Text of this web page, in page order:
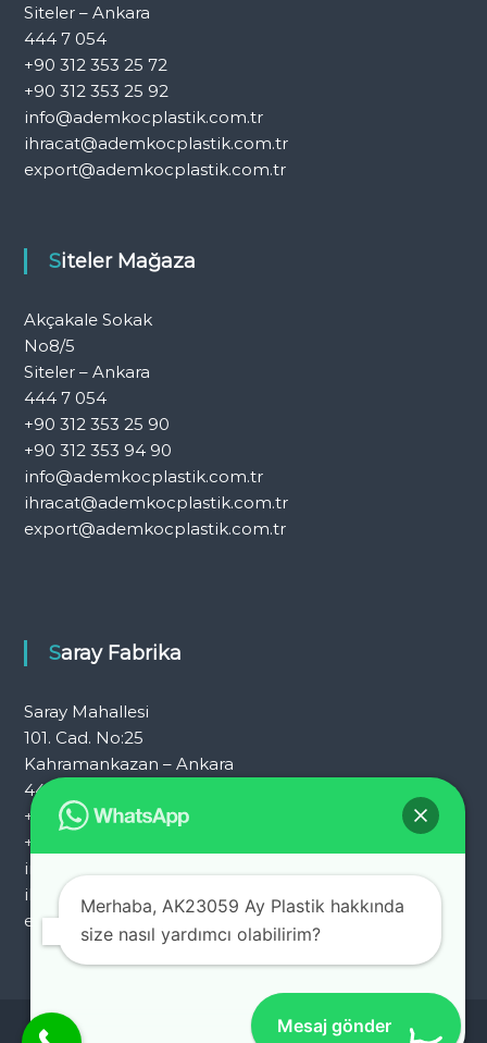
Siteler – Ankara
444 7 054
+90 312 353 25 72
+90 312 353 25 92
info@ademkocplastik.com.tr
ihracat@ademkocplastik.com.tr
export@ademkocplastik.com.tr
Siteler Mağaza
Akçakale Sokak
No8/5
Siteler – Ankara
444 7 054
+90 312 353 25 90
+90 312 353 94 90
info@ademkocplastik.com.tr
ihracat@ademkocplastik.com.tr
export@ademkocplastik.com.tr
Saray Fabrika
Saray Mahallesi
101. Cad. No:25
Kahramankazan – Ankara
444 7 054
+90 312 353 25 72
+90 312 353 25 92
info@ademkocplastik.com.tr
ihracat@ademkocplastik.com.tr
export@ademkocplastik.com.tr
Copyright © 2026 Adem Koç Plastik.Her hakkı saklıdır. Ticari
Merhaba, AK23059 Ay Plastik hakkında
size nasıl yardımcı olabilirim?
Mesaj gönder